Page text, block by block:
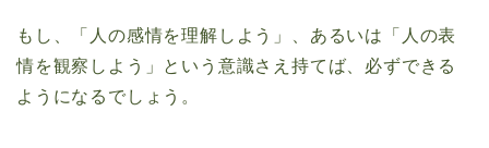
もし、「人の感情を理解しよう」、あるいは「人の表
情を観察しよう」という意識さえ持てば、必ずできる
ようになるでしょう。